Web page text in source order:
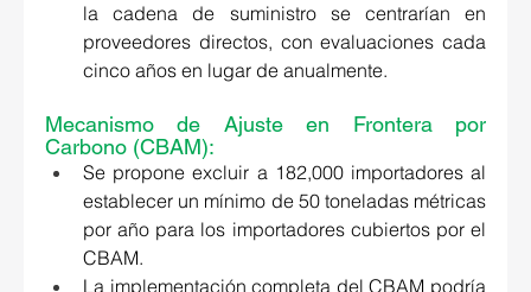
la cadena de suministro se centrarían en
proveedores directos, con evaluaciones cada
cinco años en lugar de anualmente.
Mecanismo de Ajuste en Frontera por
Carbono (CBAM):
Se propone excluir a 182,000 importadores al
establecer un mínimo de 50 toneladas métricas
por año para los importadores cubiertos por el
CBAM.
La implementación completa del CBAM podría